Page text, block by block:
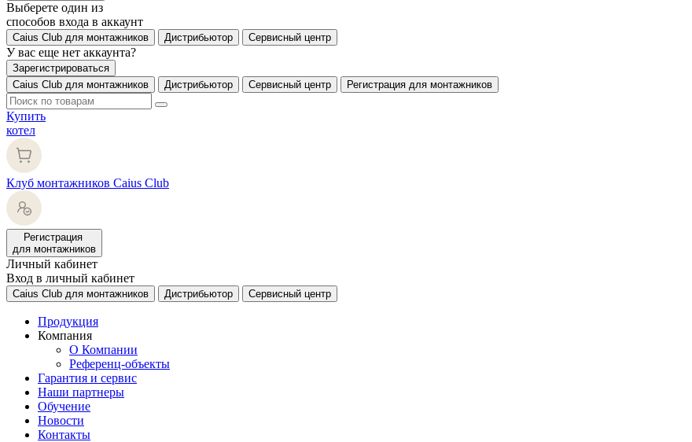
Выберете один из
способов входа в аккаунт
Caius Club для монтажников Дистрибьютор Сервисный центр
У вас еще нет аккаунта?
Зарегистрироваться
Caius Club для монтажников
Дистрибьютор Сервисный центр Регистрация для монтажников
Купить
котел
Клуб монтажников Caius Club
Регистрация
для монтажников
Личный кабинет
Вход в личный кабинет
Caius Club для монтажников Дистрибьютор Сервисный центр
Продукция
Компания
О Компании
Референц-объекты
Гарантия и сервис
Наши партнеры
Обучение
Новости
Контакты